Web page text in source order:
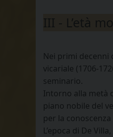
III - L’età
Nei primi decenni
vicariale (1706-
seminario.
Intorno alla metà
piano nobile del
per la
L’epoca di De